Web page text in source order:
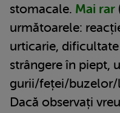
stomacale. Mai rar
următoarele:
urticarie,
strângere în piept,
gurii/feței/buzelor/
Dacă observați